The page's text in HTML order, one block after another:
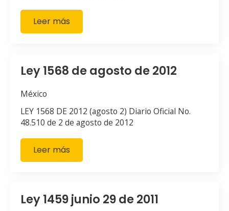
Leer más
Ley 1568 de agosto de 2012
México
LEY 1568 DE 2012 (agosto 2) Diario Oficial No.
48.510 de 2 de agosto de 2012
Leer más
Ley 1459 junio 29 de 2011